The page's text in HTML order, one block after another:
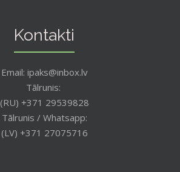
Kontakti
Email: ipaks@inbox.lv
Tālrunis:
(RU) +371 29539828
Tālrunis / Whatsapp:
(LV) +371 27075716